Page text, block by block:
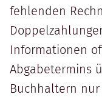
fehlenden
Informationen
Abgabetermins
Buchhaltern